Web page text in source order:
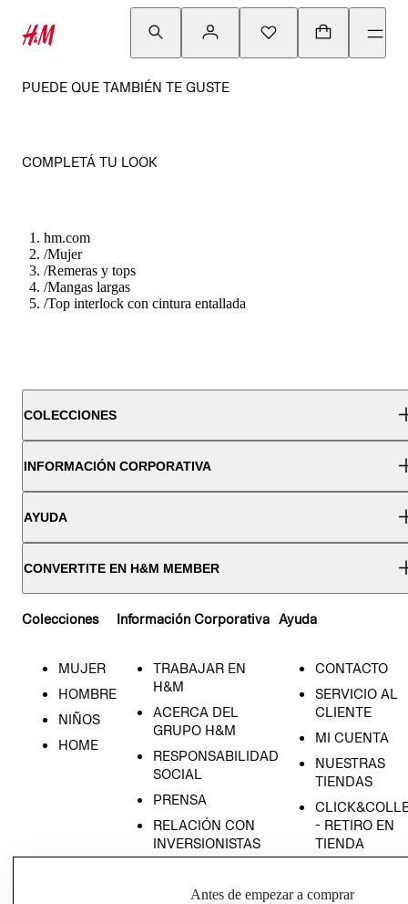
PUEDE QUE TAMBIÉN TE GUSTE
COMPLETÁ TU LOOK
hm.com
/Mujer
/Remeras y tops
/Mangas largas
/Top interlock con cintura entallada
COLECCIONES
INFORMACIÓN CORPORATIVA
AYUDA
CONVERTITE EN H&M MEMBER
Colecciones
MUJER
HOMBRE
NIÑOS
HOME
Información Corporativa
TRABAJAR EN
H&M
ACERCA DEL
GRUPO H&M
RESPONSABILIDAD
SOCIAL
PRENSA
RELACIÓN CON
INVERSIONISTAS
EMPRESARIAL
Ayuda
CONTACTO
SERVICIO AL
CLIENTE
MI CUENTA
NUESTRAS
TIENDAS
- RETIRO EN
TIENDA
Antes de empezar a comprar